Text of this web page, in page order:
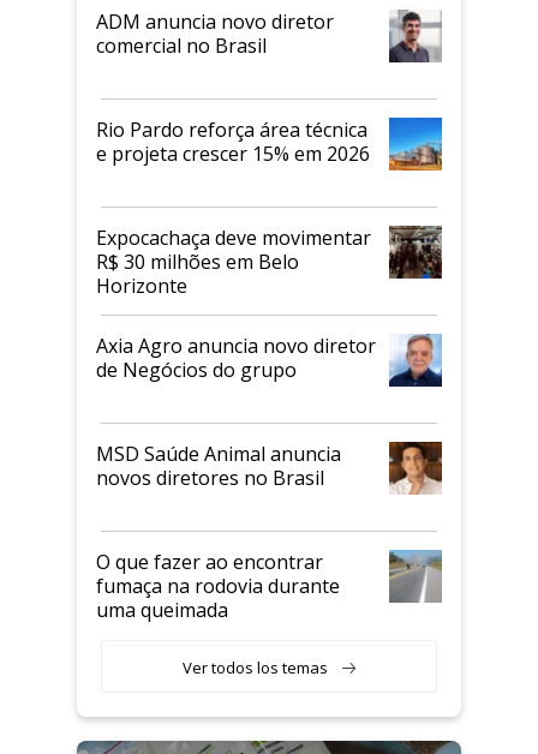
ADM anuncia novo diretor
comercial no Brasil
Rio Pardo reforça área técnica
e projeta crescer 15% em 2026
Expocachaça deve movimentar
R$ 30 milhões em Belo
Horizonte
Axia Agro anuncia novo diretor
de Negócios do grupo
MSD Saúde Animal anuncia
novos diretores no Brasil
O que fazer ao encontrar
fumaça na rodovia durante
uma queimada
Ver todos los temas